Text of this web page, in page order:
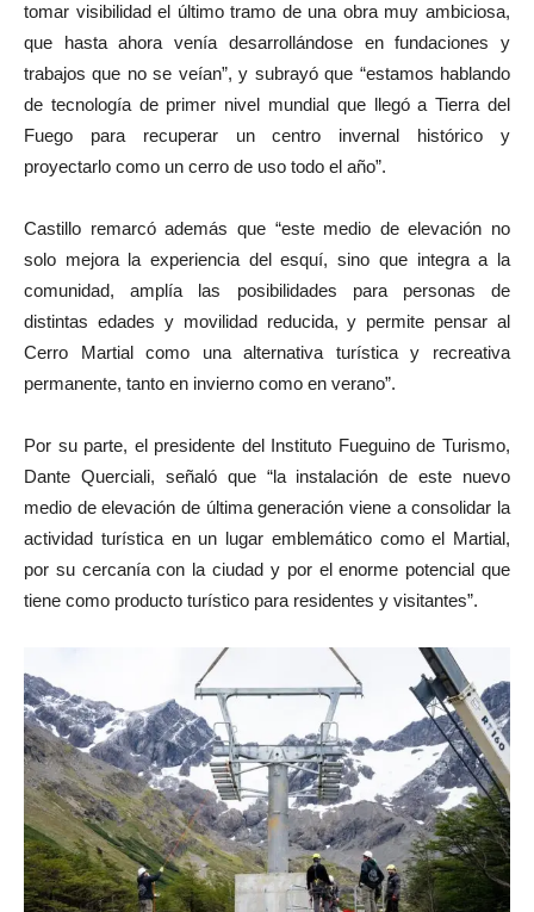
tomar visibilidad el último tramo de una obra muy ambiciosa,
que hasta ahora venía desarrollándose en fundaciones y
trabajos que no se veían”, y subrayó que “estamos hablando
de tecnología de primer nivel mundial que llegó a Tierra del
Fuego para recuperar un centro invernal histórico y
proyectarlo como un cerro de uso todo el año”.
Castillo remarcó además que “este medio de elevación no
solo mejora la experiencia del esquí, sino que integra a la
comunidad, amplía las posibilidades para personas de
distintas edades y movilidad reducida, y permite pensar al
Cerro Martial como una alternativa turística y recreativa
permanente, tanto en invierno como en verano”.
Por su parte, el presidente del Instituto Fueguino de Turismo,
Dante Querciali, señaló que “la instalación de este nuevo
medio de elevación de última generación viene a consolidar la
actividad turística en un lugar emblemático como el Martial,
por su cercanía con la ciudad y por el enorme potencial que
tiene como producto turístico para residentes y visitantes”.